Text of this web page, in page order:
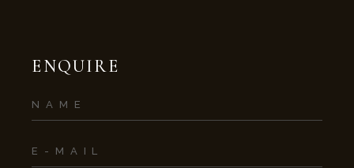
ENQUIRE